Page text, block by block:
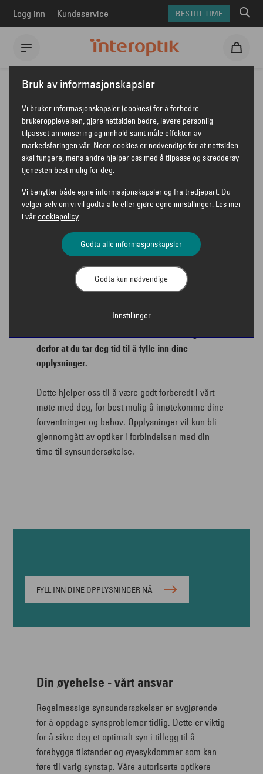
Logg inn Kundeservice BESTILL TIME
Interoptik Forberedelser 12257
FORBEREDELSE FØR
TIME HOS OPTIKER
Kjære kunde!
Du har snart time hos din optiker hos Interoptik
derfor at du tar deg tid til å fylle inn dine
opplysninger.
Dette hjelper oss til å være godt forberedt i vårt
møte med deg, for best mulig å imøtekomme dine
forventninger og behov. Opplysninger vil kun bli
gjennomgått av optiker i forbindelsen med din
time til synsundersøkelse.
FYLL INN DINE OPPLYSNINGER NÅ
Din øyehelse - vårt ansvar
Regelmessige synsundersøkelser er avgjørende
for å oppdage synsproblemer tidlig. Dette er viktig
for å sikre deg et optimalt syn i tillegg til å
forebygge tilstander og øyesykdommer som kan
føre til varig synstap. Våre autoriserte optikere
Bruk av informasjonskapsler
Vi bruker informasjonskapsler (cookies) for å forbedre
brukeropplevelsen, gjøre nettsiden bedre, levere personlig
tilpasset annonsering og innhold samt måle effekten av
markedsføringen vår. Noen cookies er nødvendige for at nettsiden
skal fungere, mens andre hjelper oss med å tilpasse og skreddersy
tjenesten best mulig for deg.
Vi benytter både egne informasjonskapsler og fra tredjepart. Du
velger selv om vi vil godta alle eller gjøre egne innstillinger. Les mer
i vår cookiepolicy
Godta alle informasjonskapsler
Godta kun nødvendige
Innstillinger